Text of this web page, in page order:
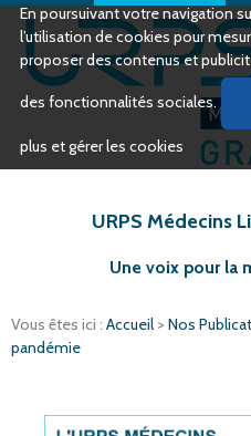
En poursuivant votre navigation
l’utilisation de cookies pour
proposer des contenus et
des fonctionnalités sociales.
plus et gérer les cookies
URPS Médecins
Une voix pour la
Vous êtes ici : Accueil > Nos
pandémie